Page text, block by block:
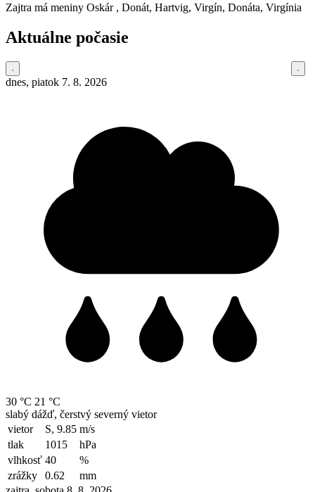
Zajtra má meniny Oskár , Donát, Hartvig, Virgín, Donáta, Virgínia
Aktuálne počasie
dnes, piatok 7. 8. 2026
30 °C 21 °C
slabý dážď, čerstvý severný vietor
vietor
S, 9.85 m/s
tlak
1015
hPa
vlhkosť 40
%
zrážky
0.62
mm